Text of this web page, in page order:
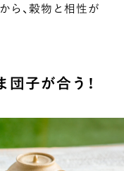
ら、穀物と相性が
団子が合う！